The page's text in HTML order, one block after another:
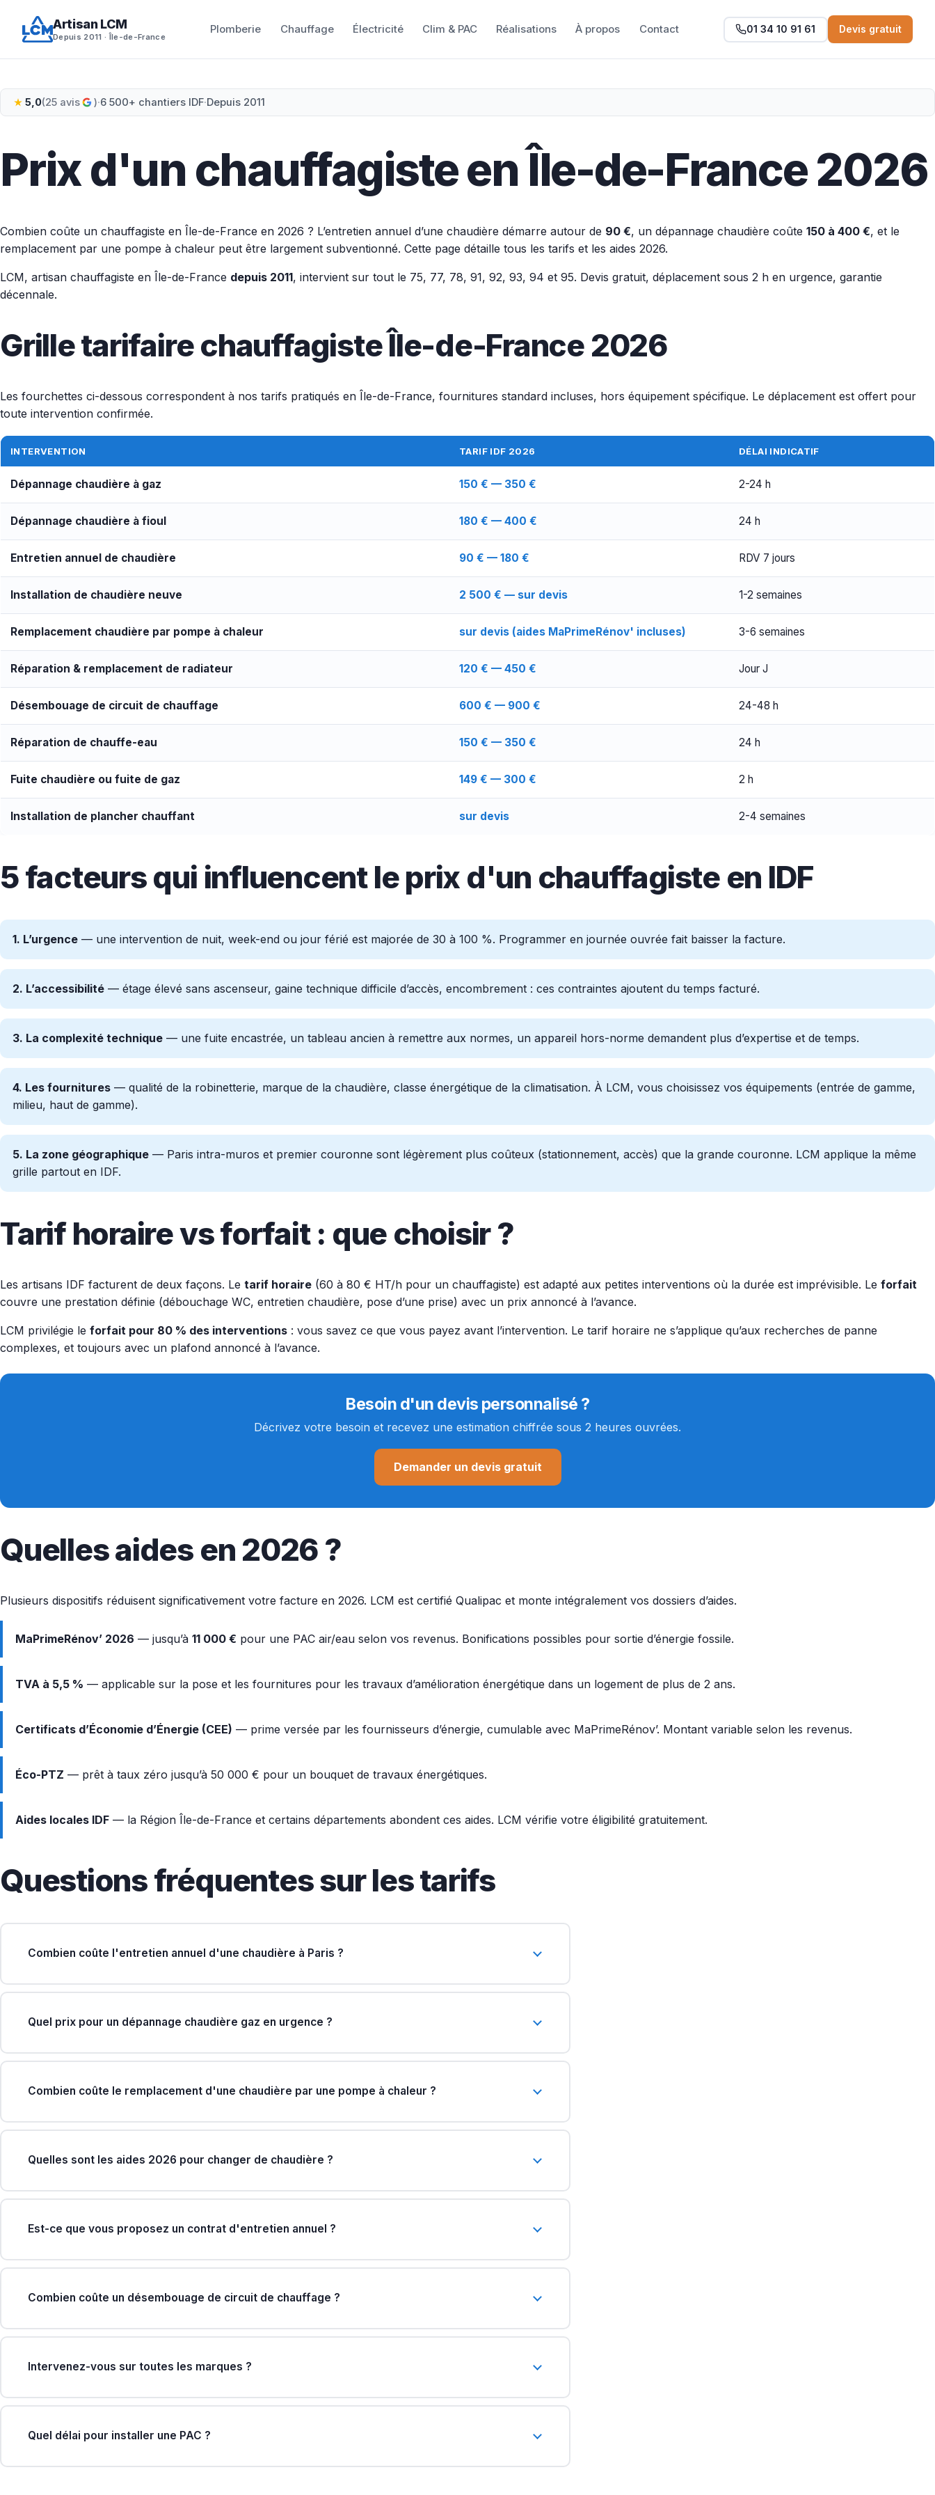
contenu
Artisan LCM
Depuis 2011 · Île-de-France
Plomberie Chauffage Électricité Clim & PAC Réalisations À propos Contact 01 34 10 91 61 Devis gratuit
5,0(25 avis )·6 500+ chantiers IDF·Depuis 2011
Prix d'un chauffagiste en Île-de-France 2026
Combien coûte un chauffagiste en Île-de-France en 2026 ? L’entretien annuel d’une chaudière démarre autour de 90 €, un dépannage chaudière coûte 150 à 400 €, et le
remplacement par une pompe à chaleur peut être largement subventionné. Cette page détaille tous les tarifs et les aides 2026.
LCM, artisan chauffagiste en Île-de-France depuis 2011, intervient sur tout le 75, 77, 78, 91, 92, 93, 94 et 95. Devis gratuit, déplacement sous 2 h en urgence, garantie
décennale.
Grille tarifaire chauffagiste Île-de-France 2026
Les fourchettes ci-dessous correspondent à nos tarifs pratiqués en Île-de-France, fournitures standard incluses, hors équipement spécifique. Le déplacement est offert pour
toute intervention confirmée.
INTERVENTION TARIF IDF 2026 DÉLAI INDICATIF
Dépannage chaudière à gaz 150 € — 350 € 2-24 h
Dépannage chaudière à fioul 180 € — 400 € 24 h
Entretien annuel de chaudière 90 € — 180 € RDV 7 jours
Installation de chaudière neuve 2 500 € — sur devis 1-2 semaines
Remplacement chaudière par pompe à chaleur sur devis (aides MaPrimeRénov' incluses) 3-6 semaines
Réparation & remplacement de radiateur 120 € — 450 € Jour J
Désembouage de circuit de chauffage 600 € — 900 € 24-48 h
Réparation de chauffe-eau 150 € — 350 € 24 h
Fuite chaudière ou fuite de gaz 149 € — 300 € 2 h
Installation de plancher chauffant sur devis 2-4 semaines
5 facteurs qui influencent le prix d'un chauffagiste en IDF
1. L’urgence — une intervention de nuit, week-end ou jour férié est majorée de 30 à 100 %. Programmer en journée ouvrée fait baisser la facture.
2. L’accessibilité — étage élevé sans ascenseur, gaine technique difficile d’accès, encombrement : ces contraintes ajoutent du temps facturé.
3. La complexité technique — une fuite encastrée, un tableau ancien à remettre aux normes, un appareil hors-norme demandent plus d’expertise et de temps.
4. Les fournitures — qualité de la robinetterie, marque de la chaudière, classe énergétique de la climatisation. À LCM, vous choisissez vos équipements (entrée de gamme,
milieu, haut de gamme).
5. La zone géographique — Paris intra-muros et premier couronne sont légèrement plus coûteux (stationnement, accès) que la grande couronne. LCM applique la même
grille partout en IDF.
Tarif horaire vs forfait : que choisir ?
Les artisans IDF facturent de deux façons. Le tarif horaire (60 à 80 € HT/h pour un chauffagiste) est adapté aux petites interventions où la durée est imprévisible. Le forfait
couvre une prestation définie (débouchage WC, entretien chaudière, pose d’une prise) avec un prix annoncé à l’avance.
LCM privilégie le forfait pour 80 % des interventions : vous savez ce que vous payez avant l’intervention. Le tarif horaire ne s’applique qu’aux recherches de panne
complexes, et toujours avec un plafond annoncé à l’avance.
Besoin d'un devis personnalisé ?
Décrivez votre besoin et recevez une estimation chiffrée sous 2 heures ouvrées.
Demander un devis gratuit
Quelles aides en 2026 ?
Plusieurs dispositifs réduisent significativement votre facture en 2026. LCM est certifié Qualipac et monte intégralement vos dossiers d’aides.
MaPrimeRénov’ 2026 — jusqu’à 11 000 € pour une PAC air/eau selon vos revenus. Bonifications possibles pour sortie d’énergie fossile.
TVA à 5,5 % — applicable sur la pose et les fournitures pour les travaux d’amélioration énergétique dans un logement de plus de 2 ans.
Certificats d’Économie d’Énergie (CEE) — prime versée par les fournisseurs d’énergie, cumulable avec MaPrimeRénov’. Montant variable selon les revenus.
Éco-PTZ — prêt à taux zéro jusqu’à 50 000 € pour un bouquet de travaux énergétiques.
Aides locales IDF — la Région Île-de-France et certains départements abondent ces aides. LCM vérifie votre éligibilité gratuitement.
Questions fréquentes sur les tarifs
Combien coûte l'entretien annuel d'une chaudière à Paris ?
Quel prix pour un dépannage chaudière gaz en urgence ?
Combien coûte le remplacement d'une chaudière par une pompe à chaleur ?
Quelles sont les aides 2026 pour changer de chaudière ?
Est-ce que vous proposez un contrat d'entretien annuel ?
Combien coûte un désembouage de circuit de chauffage ?
Intervenez-vous sur toutes les marques ?
Quel délai pour installer une PAC ?